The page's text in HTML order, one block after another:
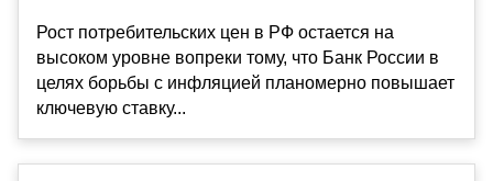
Рост потребительских цен в РФ остается на
высоком уровне вопреки тому, что Банк России в
целях борьбы с инфляцией планомерно повышает
ключевую ставку...